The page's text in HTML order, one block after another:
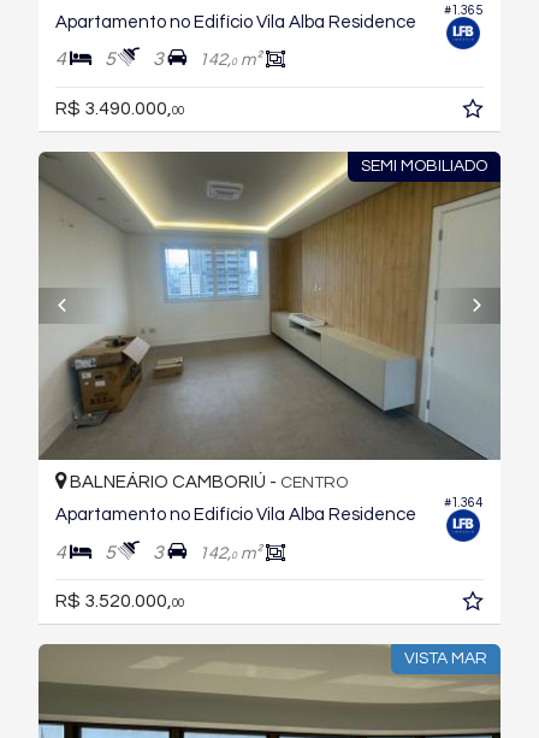
#1.365
Apartamento no Edifício Vila Alba Residence
4 5 3 142,0m²
R$ 3.490.000, 00
SEMI MOBILIADO
#1.364
BALNEÁRIO CAMBORIÚ - CENTRO
Apartamento no Edifício Vila Alba Residence
4 5 3 142,0m²
R$ 3.520.000,00
VISTA MAR